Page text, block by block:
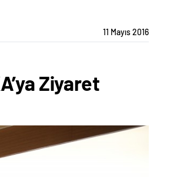
11 Mayıs 2016
Ziyaret